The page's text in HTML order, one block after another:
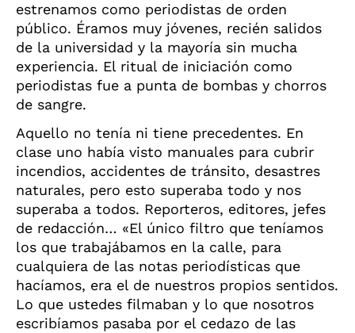
estrenamos como periodistas de orden
público. Éramos muy jóvenes, recién salidos
de la universidad y la mayoría sin mucha
experiencia. El ritual de iniciación como
periodistas fue a punta de bombas y chorros
de sangre.
Aquello no tenía ni tiene precedentes. En
clase uno había visto manuales para cubrir
incendios, accidentes de tránsito, desastres
naturales, pero esto superaba todo y nos
superaba a todos. Reporteros, editores, jefes
de redacción… «El único filtro que teníamos
los que trabajábamos en la calle, para
cualquiera de las notas periodísticas que
hacíamos, era el de nuestros propios sentidos.
Lo que ustedes filmaban y lo que nosotros
escribíamos pasaba por el cedazo de las